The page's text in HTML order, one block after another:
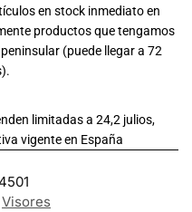
en stock inmediato en
productos que tengamos
(puede llegar a 72
limitadas a 24,2 julios,
vigente en España
Visores